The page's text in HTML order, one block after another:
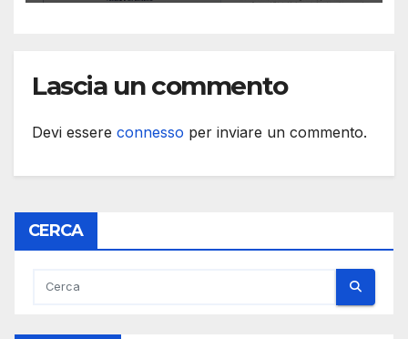
Lascia un commento
Devi essere connesso per inviare un commento.
CERCA